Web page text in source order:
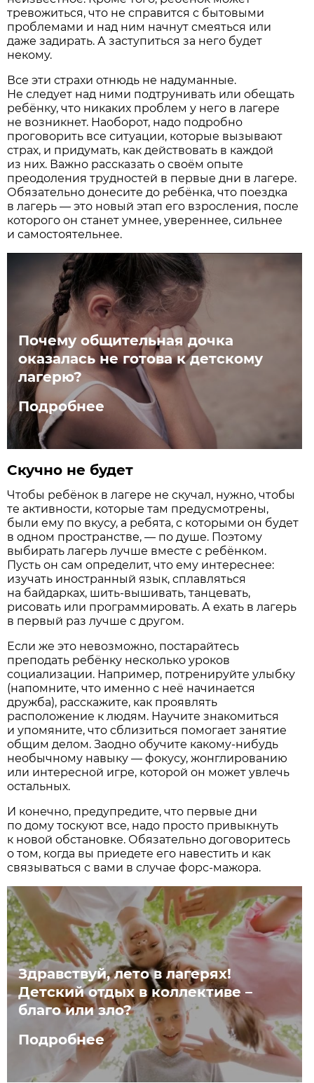
тревожиться, что не справится с бытовыми
проблемами и над ним начнут смеяться или
даже задирать. А заступиться за него будет
некому.
Все эти страхи отнюдь не надуманные.
Не следует над ними подтрунивать или обещать
ребёнку, что никаких проблем у него в лагере
не возникнет. Наоборот, надо подробно
проговорить все ситуации, которые вызывают
страх, и придумать, как действовать в каждой
из них. Важно рассказать о своём опыте
преодоления трудностей в первые дни в лагере.
Обязательно донесите до ребёнка, что поезд­ка
в лагерь — это новый этап его взросления, после
которого он станет умнее, увереннее, сильнее
и самостоятельнее.
Почему общительная дочка
оказалась не готова к детскому
лагерю?
Подробнее
Скучно не будет
Чтобы ребёнок в лагере не скучал, нужно, чтобы
те активности, которые там предусмотрены,
были ему по вкусу, а ребята, с которыми он будет
в одном пространст­ве, — по душе. Поэтому
выбирать лагерь лучше вместе с ребёнком.
Пусть он сам определит, что ему интереснее:
изучать иностранный язык, сплавляться
на байдарках, шить-вышивать, танцевать,
рисовать или программировать. А ехать в лагерь
в первый раз лучше с другом.
Если же это невозможно,­ постарайтесь
преподать ребёнку несколько уроков
социализации. Например, потренируйте улыбку
(напомните, что именно с неё начинается
дружба), расскажите, как проявлять
расположение к людям. Научите знакомиться
и упомяните, что сблизиться помогает занятие
общим делом. Заодно обучите какому-нибудь
необычному навыку — фокусу, жонглированию
или интересной игре, которой он может увлечь
остальных.
И конечно, предупредите, что первые дни
по дому тоскуют все, надо просто привыкнуть
к новой обстановке. Обязательно договоритесь
о том, когда вы приедете его навестить и как
связываться с вами в случае форс-мажора.
Здравствуй, лето в лагерях!
Детский отдых в коллективе –
благо или зло?
Подробнее